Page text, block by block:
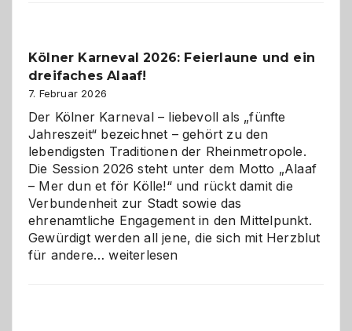
geworden
Kölner Karneval 2026: Feierlaune und ein
dreifaches Alaaf!
7. Februar 2026
Der Kölner Karneval – liebevoll als „fünfte
Jahreszeit“ bezeichnet – gehört zu den
lebendigsten Traditionen der Rheinmetropole.
Die Session 2026 steht unter dem Motto „Alaaf
– Mer dun et för Kölle!“ und rückt damit die
Verbundenheit zur Stadt sowie das
ehrenamtliche Engagement in den Mittelpunkt.
Gewürdigt werden all jene, die sich mit Herzblut
für andere…Kölner
weiterlesen